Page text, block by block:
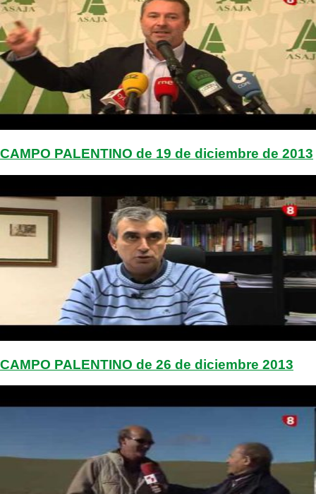
CAMPO PALENTINO de 19 de diciembre de 2013
CAMPO PALENTINO de 26 de diciembre 2013